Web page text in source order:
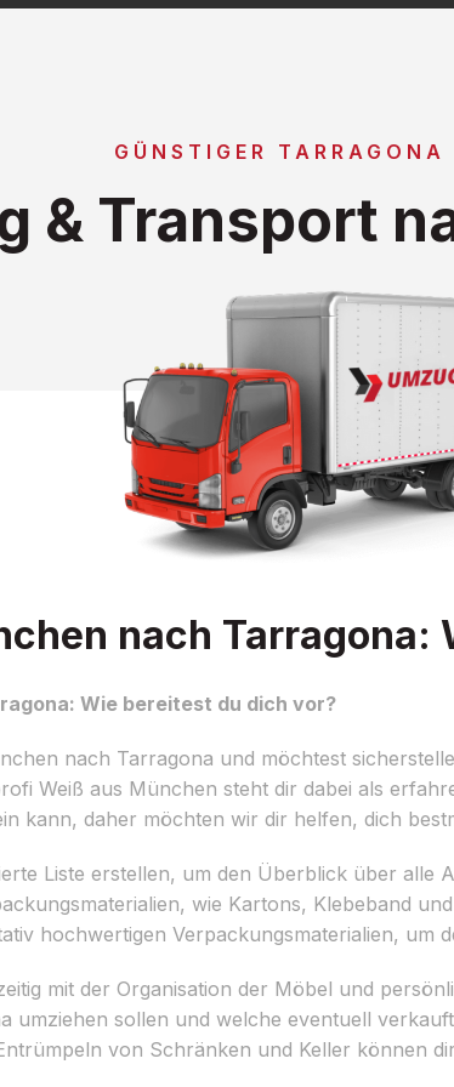
GÜNSTIGER TARRAGONA
& Transport
nach
Wie bereitest du dich vor?
nach Tarragona und möchtest
Weiß aus München steht dir dabei als
kann, daher möchten wir dir helfen, dich
Liste erstellen, um den Überblick über alle
wie Kartons, Klebeband
hochwertigen Verpackungsmaterialien, um
mit der Organisation der Möbel und
umziehen sollen und welche eventuell
von Schränken und Keller können